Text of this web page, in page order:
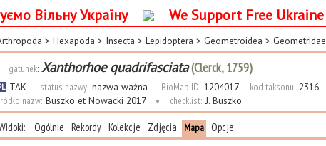
Вільну Україну We Support Free Ukraine
> Hexapoda > Insecta > Lepidoptera > Geometroidea > Geometridae
gatunek: Xanthorhoe quadrifasciata(Clerck, 1759)
TAK status nazwy: nazwa ważna BioMap ID: 1204017 kod taksonu: 2316
nazw: Buszko et Nowacki 2017 • checklist: J. Buszko
Ogólnie Rekordy Kolekcje Zdjęcia Mapa Opcje